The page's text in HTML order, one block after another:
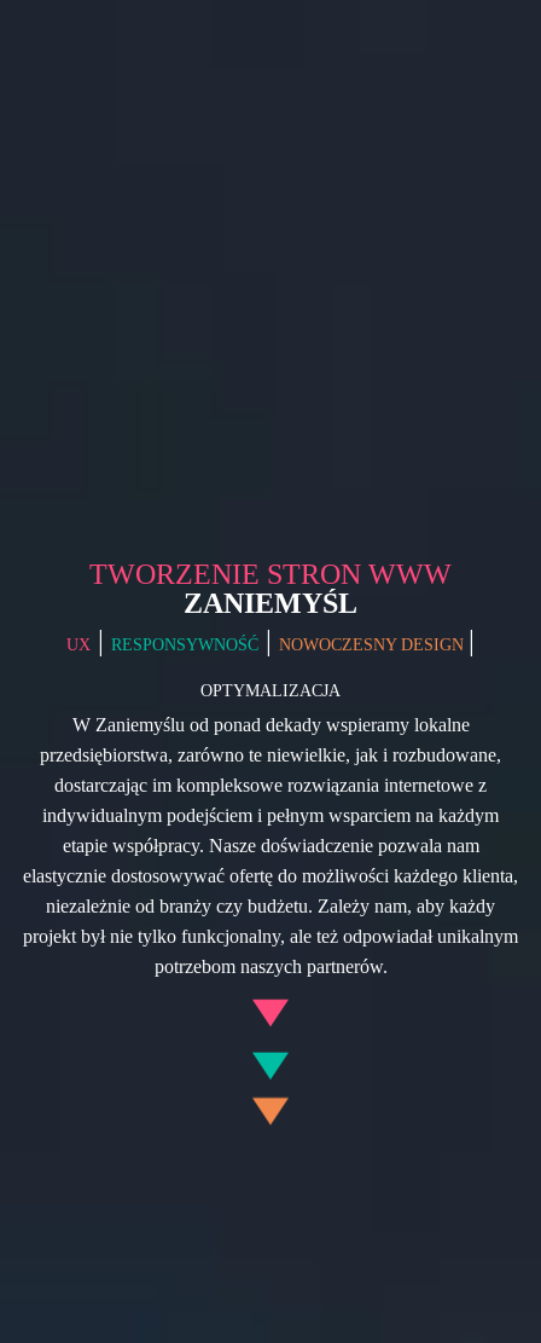
TWORZENIE STRON WWW
ZANIEMYŚL
UX | RESPONSYWNOŚĆ | NOWOCZESNY DESIGN |
OPTYMALIZACJA
W Zaniemyślu od ponad dekady wspieramy lokalne
przedsiębiorstwa, zarówno te niewielkie, jak i rozbudowane,
dostarczając im kompleksowe rozwiązania internetowe z
indywidualnym podejściem i pełnym wsparciem na każdym
etapie współpracy. Nasze doświadczenie pozwala nam
elastycznie dostosowywać ofertę do możliwości każdego klienta,
niezależnie od branży czy budżetu. Zależy nam, aby każdy
projekt był nie tylko funkcjonalny, ale też odpowiadał unikalnym
potrzebom naszych partnerów.